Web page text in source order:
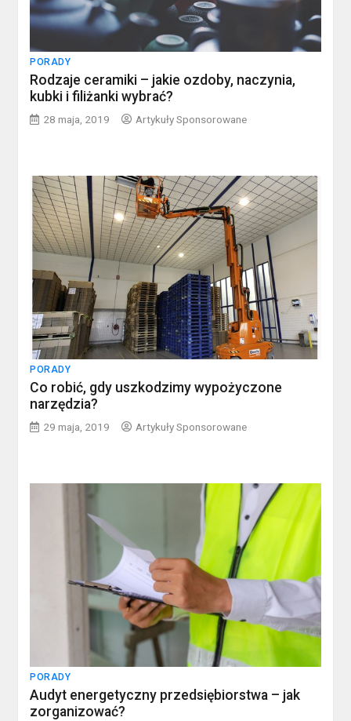
PORADY
Rodzaje ceramiki – jakie ozdoby, naczynia,
kubki i filiżanki wybrać?
28 maja, 2019 Artykuły Sponsorowane
PORADY
Co robić, gdy uszkodzimy wypożyczone
narzędzia?
29 maja, 2019 Artykuły Sponsorowane
PORADY
Audyt energetyczny przedsiębiorstwa – jak
zorganizować?